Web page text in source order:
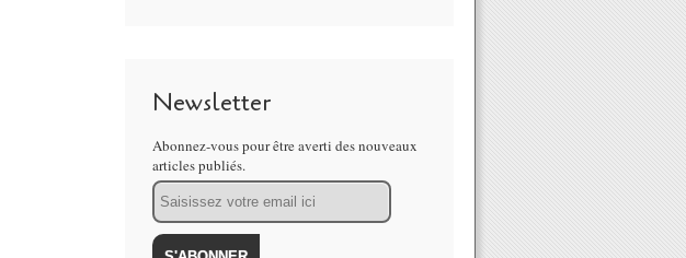
Newsletter
Abonnez-vous pour être averti des nouveaux
articles publiés.
Email